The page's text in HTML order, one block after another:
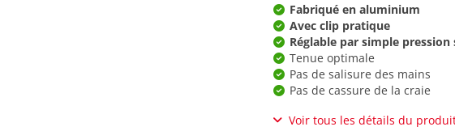
Fabriqué en aluminium
Avec clip pratique
Réglable par simple
Tenue optimale
Pas de salisure des mains
Pas de cassure de la craie
Voir tous les détails du